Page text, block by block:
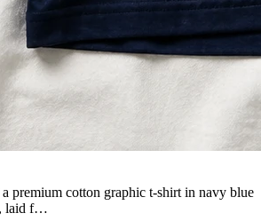
premium cotton graphic t-shirt in navy blue
laid f…